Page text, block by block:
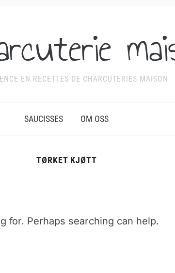
EN RECETTES DE CHARCUTERIES MAISON
SAUCISSES OM OSS
TØRKET KJØTT
for. Perhaps searching can help.